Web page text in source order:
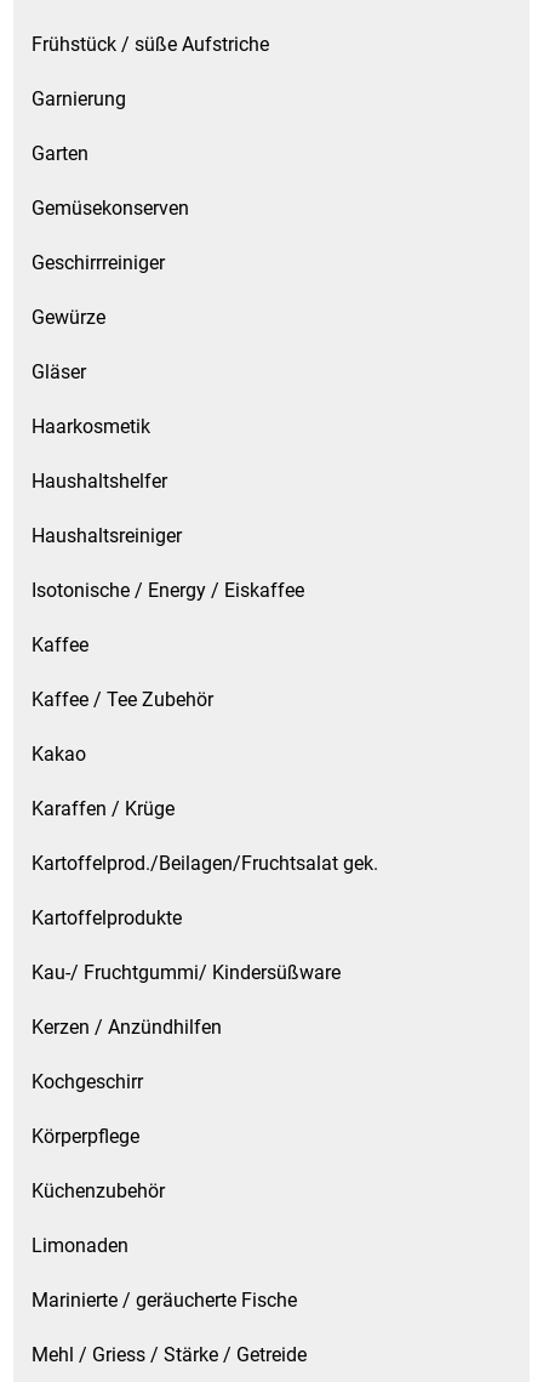
Frühstück / süße Aufstriche
Garnierung
Garten
Gemüsekonserven
Geschirrreiniger
Gewürze
Gläser
Haarkosmetik
Haushaltshelfer
Haushaltsreiniger
Isotonische / Energy / Eiskaffee
Kaffee
Kaffee / Tee Zubehör
Kakao
Karaffen / Krüge
Kartoffelprod./Beilagen/Fruchtsalat gek.
Kartoffelprodukte
Kau-/ Fruchtgummi/ Kindersüßware
Kerzen / Anzündhilfen
Kochgeschirr
Körperpflege
Küchenzubehör
Limonaden
Marinierte / geräucherte Fische
Mehl / Griess / Stärke / Getreide